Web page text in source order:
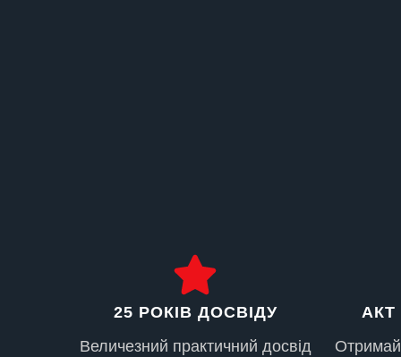
25 РОКІВ ДОСВІДУ
Величезний практичний досвід
АКТ